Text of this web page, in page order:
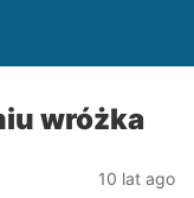
wróżka
10 lat ago